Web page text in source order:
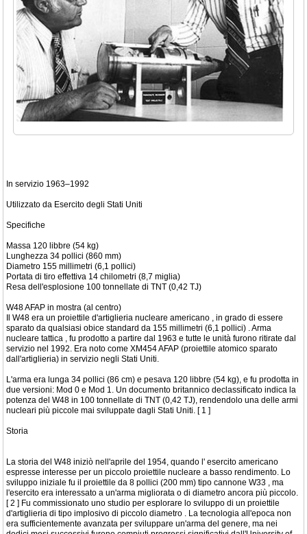
In servizio 1963–1992
Utilizzato da Esercito degli Stati Uniti
Specifiche
Massa 120 libbre (54 kg)
Lunghezza 34 pollici (860 mm)
Diametro 155 millimetri (6,1 pollici)
Portata di tiro effettiva 14 chilometri (8,7 miglia)
Resa dell'esplosione 100 tonnellate di TNT (0,42 TJ)
W48 AFAP in mostra (al centro)
Il W48 era un proiettile d'artiglieria nucleare americano , in grado di essere
sparato da qualsiasi obice standard da 155 millimetri (6,1 pollici) . Arma
nucleare tattica , fu prodotto a partire dal 1963 e tutte le unità furono ritirate dal
servizio nel 1992. Era noto come XM454 AFAP (proiettile atomico sparato
dall'artiglieria) in servizio negli Stati Uniti.
L'arma era lunga 34 pollici (86 cm) e pesava 120 libbre (54 kg), e fu prodotta in
due versioni: Mod 0 e Mod 1. Un documento britannico declassificato indica la
potenza del W48 in 100 tonnellate di TNT (0,42 TJ), rendendolo una delle armi
nucleari più piccole mai sviluppate dagli Stati Uniti. [ 1 ]
Storia
La storia del W48 iniziò nell'aprile del 1954, quando l' esercito americano
espresse interesse per un piccolo proiettile nucleare a basso rendimento. Lo
sviluppo iniziale fu il proiettile da 8 pollici (200 mm) tipo cannone W33 , ma
l'esercito era interessato a un'arma migliorata o di diametro ancora più piccolo.
[ 2 ] Fu commissionato uno studio per esplorare lo sviluppo di un proiettile
d'artiglieria di tipo implosivo di piccolo diametro . La tecnologia all'epoca non
era sufficientemente avanzata per sviluppare un'arma del genere, ma nei